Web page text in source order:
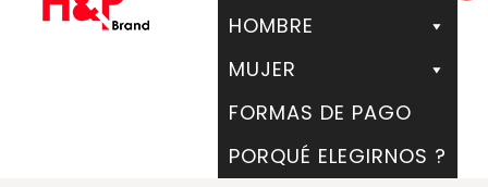
HOMBRE
MUJER
FORMAS DE PAGO
PORQUÉ ELEGIRNOS ?